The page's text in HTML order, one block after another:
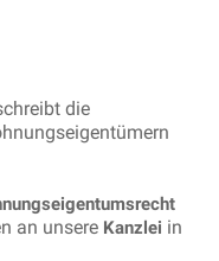
die
an unsere Kanzlei in